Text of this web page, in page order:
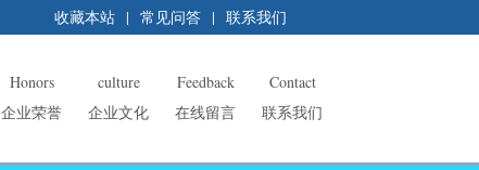
收藏本站 | 常见问答 | 联系我们
Honors
企业荣誉
culture
企业文化
Feedback
在线留言
Contact
联系我们